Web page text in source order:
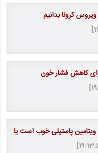
کرونا بدانیم
ویتامین پاستیلی خوب است یا